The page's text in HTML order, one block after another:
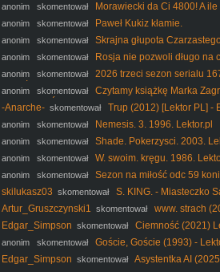
anonim skomentował
Morawiecki da Ci 4800! A
#RozwójPlus #PiStoMafia #Kaczyński #Nawrocki
anonim skomentował Paweł Kukiz kłamie.
anonim skomentował Skrajna głupota
anonim skomentował
Rosja nie pozwoli długo na
Polsce! #Putin #Kaczyński #Rosja #PiS #Tusk
anonim skomentował
2026 trzeci sezon serialu
WRAŻENIA dr Piotr Napierała
anonim skomentował
Czytamy książkę Marka
POKOCHAĆ PIS polecam!
-Anarche- skomentował Trup (2012) [Lektor PL] -
anonim skomentował Nemesis. 3. 1996. Lektor.pl
anonim skomentował Shade. Pokerzysci. 2003.
anonim skomentował W. swoim. kręgu. 1986.
anonim skomentował
Sezon na miłość odc 59
skiIukasz03 skomentował
S. KING. - Miasteczko
(1979) napisy
Artur_Gruszczynski1 skomentował
www. strach
Edgar_Simpson skomentował Ciemność (2021)
anonim skomentował
Goście, Goście (1993) -
1080p + Poprawiony dźwięk)
Edgar_Simpson skomentował Asystentka AI